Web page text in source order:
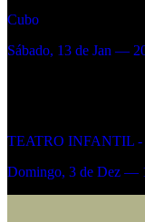
Cubo
Sábado, 13 de Jan —
TEATRO INFANTIL
Domingo, 3 de Dez —